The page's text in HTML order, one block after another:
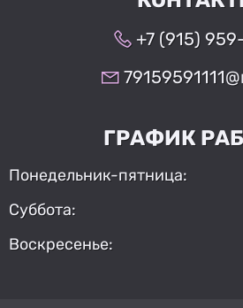
+7 (915)
ГРАФИК
Понедельник-пятница:
Суббота:
Воскресенье: